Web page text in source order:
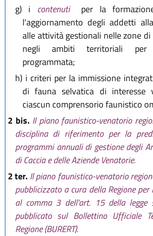
g) i contenuti
per la
l'aggiornamento degli addetti
alle attività gestionali nelle zone
negli ambiti territoriali
programmata;
h) i criteri per la immissione
di fauna selvatica di interesse
ciascun comprensorio faunistico
2 bis. Il piano faunistico-venatorio
disciplina di riferimento per la
programmi annuali di gestione degli
di Caccia e delle Aziende Venatorie.
2 ter. Il piano faunistico-venatorio
pubblicizzato a cura della Regione
al comma 3 dell'art. 15 della legge
pubblicato sul Bollettino Ufficiale
Regione (BURERT).